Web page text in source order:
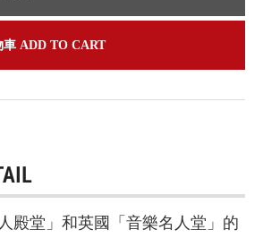
車 ADD TO CART
殿堂」和英國「音樂名人堂」的